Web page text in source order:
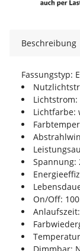
Beschreibung
Fassungstyp:
Lichtstrom:
Lichtfarbe:
Spannung:
On/Off: